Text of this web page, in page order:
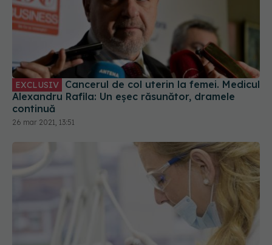
EXCLUSIV
Alexandru Rafila: Un eșec răsunător, dramele
continuă
26 mar 2021, 13:51